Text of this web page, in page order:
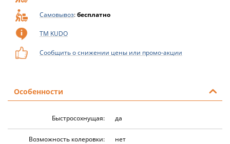
Самовывоз:бесплатно
ТМ KUDO
Сообщить о снижении цены или промо-акции
Особенности
Быстросохнущая: да
Возможность колеровки: нет